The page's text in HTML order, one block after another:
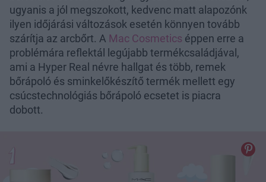
ugyanis a jól megszokott, kedvenc matt alapozónk
ilyen időjárási változások esetén könnyen tovább
szárítja az arcbőrt. A Mac Cosmetics éppen erre a
problémára reflektál legújabb termékcsaládjával,
ami a Hyper Real névre hallgat és több, remek
bőrápoló és sminkelőkészítő termék mellett egy
csúcstechnológiás bőrápoló ecsetet is piacra
dobott.